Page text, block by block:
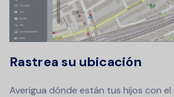
Rastrea su ubicación
Averigua dónde están tus hijos con el